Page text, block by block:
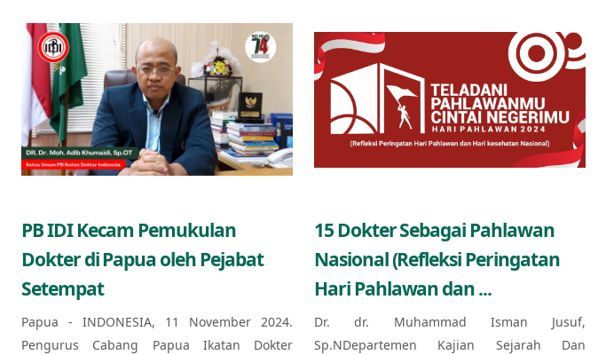
PB IDI Kecam Pemukulan
Dokter di Papua oleh Pejabat
Setempat
Papua - INDONESIA, 11 November 2024.
Pengurus Cabang Papua Ikatan Dokter
15 Dokter Sebagai Pahlawan
Nasional (Refleksi Peringatan
Hari Pahlawan dan ...
Dr. dr. Muhammad Isman Jusuf,
Sp.NDepartemen Kajian Sejarah Dan